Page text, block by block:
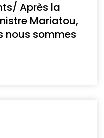
Après la
Mariatou,
nous sommes